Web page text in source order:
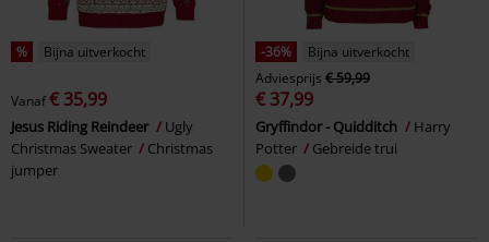
% Bijna uitverkocht
Vanaf€ 35,99
Jesus Riding Reindeer
Ugly
Christmas Sweater
Christmas
jumper
-36%
Bijna uitverkocht
Adviesprijs € 59,99
€ 37,99
Gryffindor - Quidditch
Harry
Potter
Gebreide trui